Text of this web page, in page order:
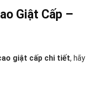
Giật Cấp –
giật cấp chi tiết, hãy